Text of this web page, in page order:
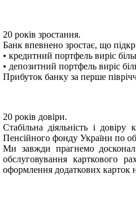
20 років зростання.
Банк впевнено зростає, що
• кредитний портфель виріс
• депозитний портфель виріс
Прибуток банку за перше
20 років довіри.
Стабільна діяльність і
Пенсійного фонду України по
Ми завжди прагнемо
обслуговування карткового
оформлення додаткових карток